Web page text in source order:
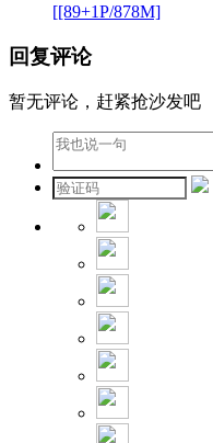
[[89+1P/878M]
回复评论
暂无评论，赶紧抢沙发吧